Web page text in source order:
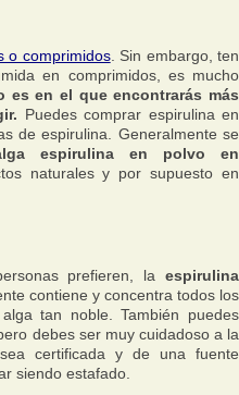
o comprimidos. Sin embargo, ten
en comprimidos, es mucho
es en el que encontrarás más
Puedes comprar espirulina en
de espirulina. Generalmente se
espirulina en polvo en
naturales y por supuesto en
prefieren, la espirulina
contiene y concentra todos los
tan noble. También puedes
debes ser muy cuidadoso a la
certificada y de una fuente
siendo estafado.